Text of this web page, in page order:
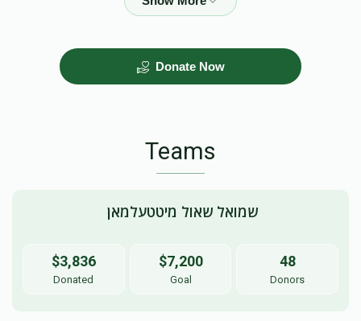
Donate Now
Teams
שמואל שאול מיטטעלמאן
$3,836
Donated
$7,200
Goal
48
Donors